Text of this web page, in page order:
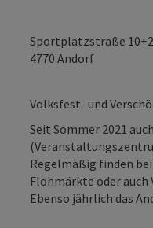
Sportplatzstraße
4770 Andorf
Volksfest- und
Seit Sommer 2021
Regelmäßig finden
Flohmärkte oder
Ebenso jährlich das